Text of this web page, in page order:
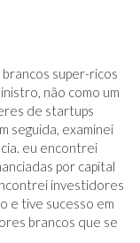
super-ricos
não como um
de startups
seguida, examinei
eu encontrei
por capital
investidores
e tive sucesso em
brancos que se